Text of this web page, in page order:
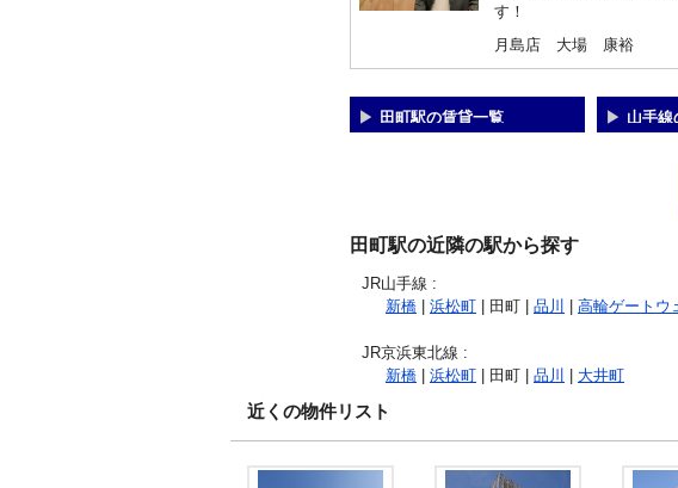
す！
月島店 大場 康裕
田町駅の賃貸一覧 山手線
田町駅の近隣の駅から探す
JR山手線 :
新橋
浜松町 | 田町 | 品川 高輪ゲートウ
JR京浜東北線 :
新橋
浜松町 | 田町 | 品川 大井町
近くの物件リスト